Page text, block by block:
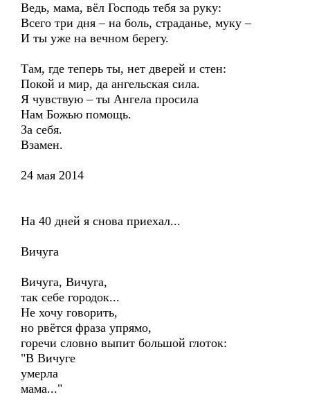
Ведь, мама, вёл Господь тебя за руку:
Всего три дня – на боль, страданье, муку –
И ты уже на вечном берегу.
Там, где теперь ты, нет дверей и стен:
Покой и мир, да ангельская сила.
Я чувствую – ты Ангела просила
Нам Божью помощь.
За себя.
Взамен.
24 мая 2014
На 40 дней я снова приехал...
Вичуга
Вичуга, Вичуга,
так себе городок...
Не хочу говорить,
но рвётся фраза упрямо,
горечи словно выпит большой глоток:
"В Вичуге
умерла
мама..."